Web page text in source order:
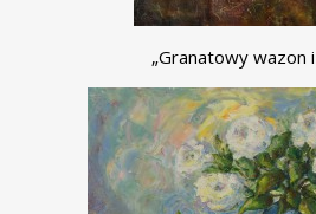
„Granatowy wazon